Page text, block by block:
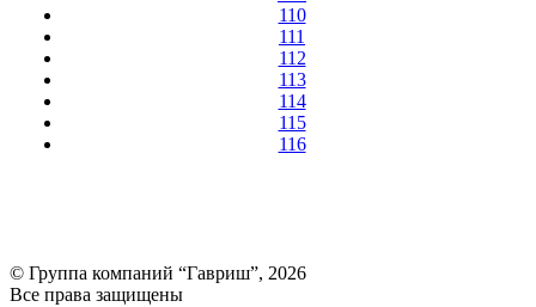
110
111
112
113
114
115
116
© Группа компаний “Гавриш”, 2026
Все права защищены